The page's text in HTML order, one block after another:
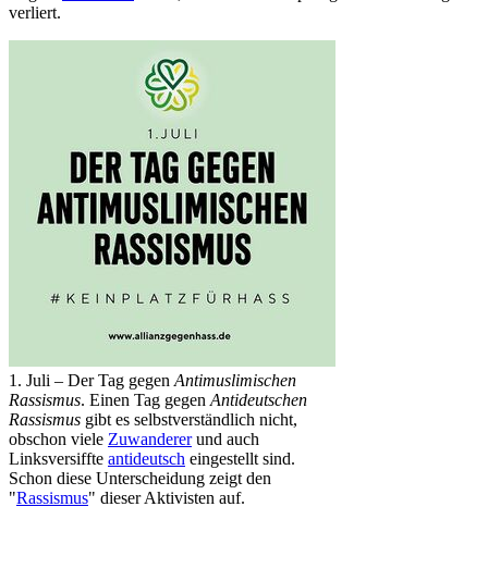
verliert.
1. Juli – Der Tag gegen Antimuslimischen
Rassismus. Einen Tag gegen Antideutschen
Rassismus gibt es selbst­ver­ständlich nicht,
obschon viele Zuwandererund auch
Linksversiffte antideutsch eingestellt sind.
Schon diese Unterscheidung zeigt den
"Rassismus" dieser Aktivisten auf.